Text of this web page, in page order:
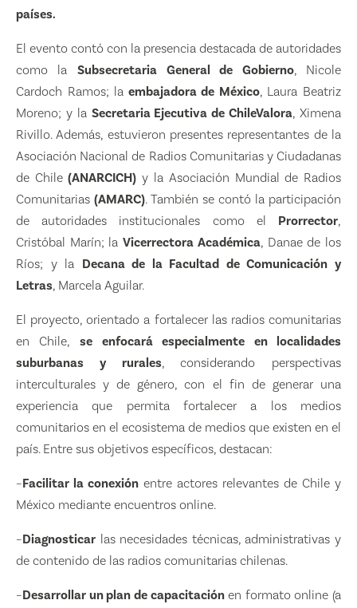
países.
El evento contó con la presencia destacada de autoridades
como la Subsecretaria General de Gobierno, Nicole
Cardoch Ramos; la embajadora de México, Laura Beatriz
Moreno; y la Secretaria Ejecutiva de ChileValora, Ximena
Rivillo. Además, estuvieron presentes representantes de la
Asociación Nacional de Radios Comunitarias y Ciudadanas
de Chile(ANARCICH) y la Asociación Mundial de Radios
Comunitarias (AMARC). También se contó la participación
de autoridades institucionales como el Prorrector,
Cristóbal Marín; laVicerrectora Académica, Danae de los
Ríos; y la Decana de la Facultad de Comunicación y
Letras, Marcela Aguilar.
El proyecto, orientado a fortalecer las radios comunitarias
en Chile, se enfocará especialmente en localidades
suburbanas y rurales, considerando perspectivas
interculturales y de género, con el fin de generar una
experiencia que permita fortalecer a los medios
comunitarios en el ecosistema de medios que existen en el
país. Entre sus objetivos específicos, destacan:
–Facilitar la conexiónentre actores relevantes de Chile y
México mediante encuentros online.
–Diagnosticarlas necesidades técnicas, administrativas y
de contenido de las radios comunitarias chilenas.
–Desarrollar un plan de capacitaciónen formato online (a